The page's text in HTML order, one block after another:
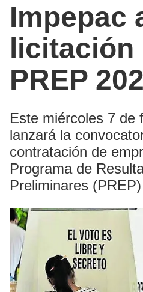
Impepac
licitación
PREP
Este miércoles 7 de
lanzará la
contratación de
Programa de
Preliminares (PREP)